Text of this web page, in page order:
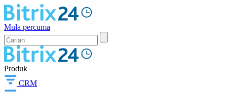
Mula percuma
Produk
CRM